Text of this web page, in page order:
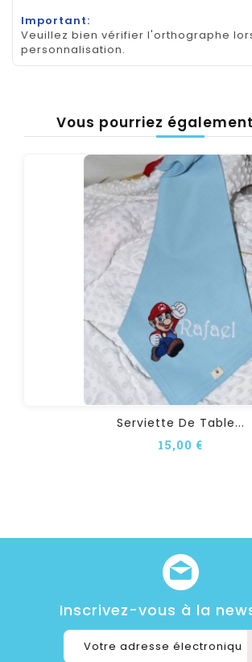
Important:
Veuillez bien vérifier l'orthographe
personnalisation.
Vous pourriez
Serviette De Table...
15,00 €
Inscrivez-vous à la